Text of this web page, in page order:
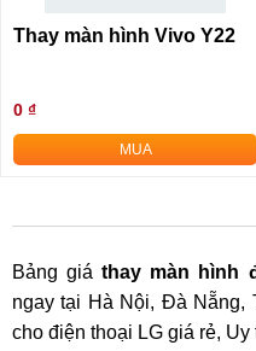
Thay màn hình Vivo Y22
0 ₫
MUA
Bảng giáthay màn hình
ngay tại Hà Nội, Đà Nẵng,
cho điện thoại LG giá rẻ,